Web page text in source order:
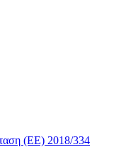
(ΕΕ) 2018/334